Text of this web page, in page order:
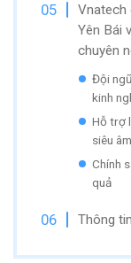
Vnatech
Yên Bái
chuyên
Đội
kinh
Hỗ trợ
siêu
Chính
quả
Thông